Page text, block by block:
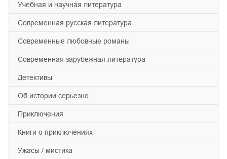
учебная и научная литература
современная русская литература
современные любовные романы
современная зарубежная литература
детективы
об истории серьезно
приключения
книги о приключениях
ужасы / мистика